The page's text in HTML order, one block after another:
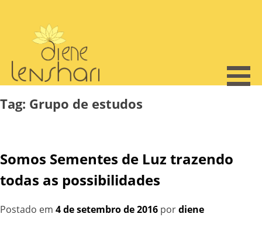
content
Tag: Grupo de estudos
Somos Sementes de Luz trazendo
todas as possibilidades
Postado em 4 de setembro de 2016 pordiene